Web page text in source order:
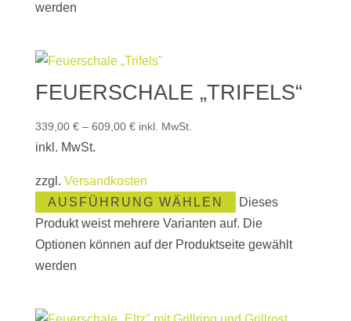
werden
FEUERSCHALE „TRIFELS“
339,00 €– 609,00 € inkl. MwSt.
inkl. MwSt.
zzgl. Versandkosten
AUSFÜHRUNG WÄHLEN
Dieses
Produkt weist mehrere Varianten auf. Die
Optionen können auf der Produktseite gewählt
werden